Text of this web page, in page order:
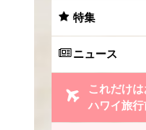
特集
ニュース
これだけ
ハワイ旅